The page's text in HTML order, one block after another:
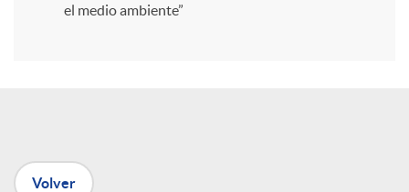
n
el medio ambiente”
Volver